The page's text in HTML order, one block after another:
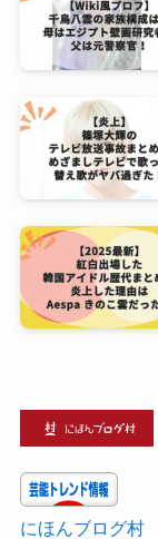
にほんブログ村